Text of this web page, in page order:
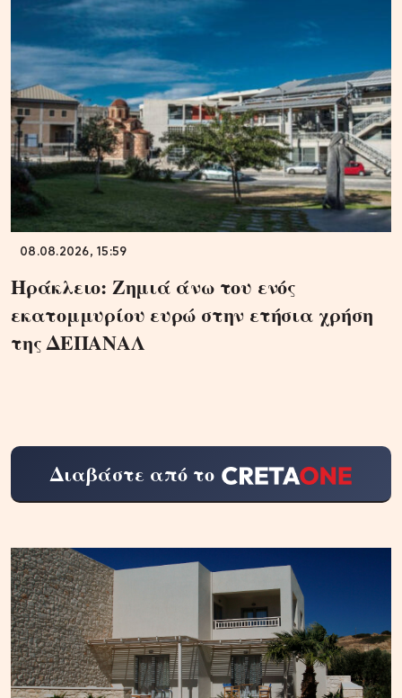
08.08.2026, 15:59
Ηράκλειο: Ζημιά άνω του ενός
εκατομμυρίου ευρώ στην ετήσια χρήση
της ΔΕΠΑΝΑΛ
Διαβάστε από το